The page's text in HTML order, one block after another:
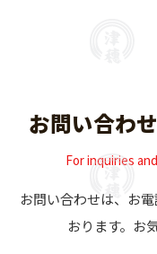
お問い合わ
For inquiries
お問い合わせは、お
おります。お